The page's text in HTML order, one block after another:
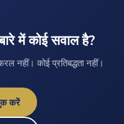
में कोई सवाल है?
नहीं। कोई प्रतिबद्धता नहीं।
करें